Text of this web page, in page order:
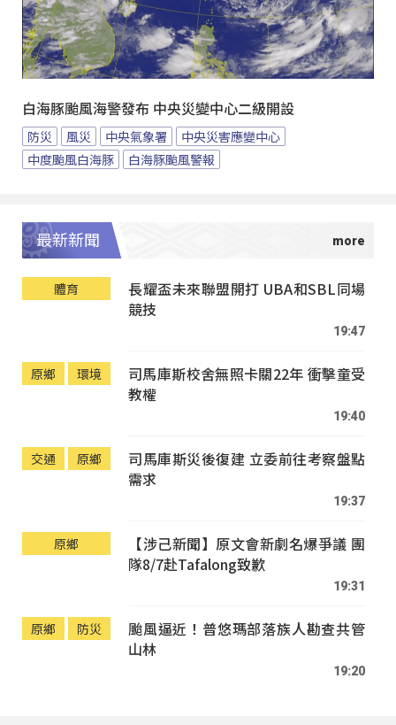
白海豚颱風海警發布 中央災變中心二級開設
防災 風災 中央氣象署
中央災害應變中心
中度颱風白海豚
白海豚颱風警報
最新新聞
體育
長耀盃未來聯盟開打 UBA和SBL同場
競技
19:47
原鄉 環境
司馬庫斯校舍無照卡關22年 衝擊童受
教權
19:40
交通 原鄉
司馬庫斯災後復建 立委前往考察盤點
需求
19:37
原鄉
【涉己新聞】原文會新劇名爆爭議 團
隊8/7赴Tafalong致歉
19:31
原鄉 防災
颱風逼近！普悠瑪部落族人勘查共管
山林
19:20